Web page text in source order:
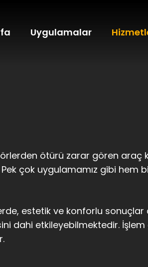
Uygulamalar
ötürü zarar gören araç
çok uygulamamız gibi hem
estetik ve konforlu sonuçlar
dahi etkileyebilmektedir. İşlem